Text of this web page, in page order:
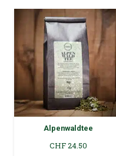
Alpenwaldtee
CHF24.50